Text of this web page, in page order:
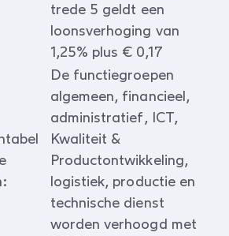
trede 5 geldt een
loonsverhoging van
1,25% plus € 0,17
De functiegroepen
algemeen, financieel,
administratief, ICT,
Kwaliteit &
Productontwikkeling,
logistiek, productie en
technische dienst
worden verhoogd met